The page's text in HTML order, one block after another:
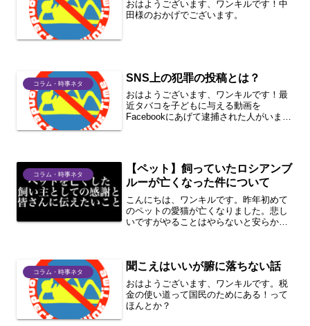
おはようございます、ワンキルです！中
田様のおかげでございます。
コラム・時事ネタ SNS上の犯罪の投稿とは？
おはようございます、ワンキルです！最
近タバコを子どもに与える動画を
Facebookにあげて逮捕された人がいまし
コラム・時事ネタ
【ペット】飼っていたロシアンブ
ルーが亡くなった件について
こんにちは、ワンキルです。昨年初めて
のペットの愛猫が亡くなりました。悲し
いですがやることはやらないと安らかに
物さいごに今回の本題 ...
コラム・時事ネタ 聞こえはいいが腑に落ちない話
おはようございます、ワンキルです。税
金の使い道って国民のためにある！って
ほんとか？